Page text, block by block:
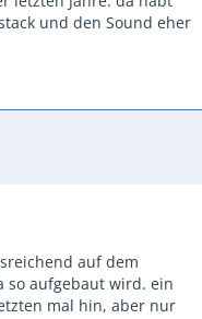
und den Sound eher
auf dem
so aufgebaut wird. ein
mal hin, aber nur